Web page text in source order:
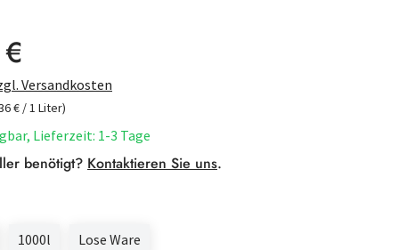
Versandkosten
€ / 1 Liter)
Lieferzeit: 1-3 Tage
benötigt? Kontaktieren Sie uns.
1000l Lose Ware